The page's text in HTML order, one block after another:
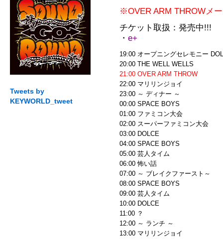
Tweets by
KEYWORLD_tweet
※OVER ARM THROWメ
チケット取扱：発売中!!!
・ e+
19:00 オープニングセレモニー
20:00 THE WELL WELLS
21:00 OVER ARM THROW
22:00 マリリンジョイ
23:00 ～ ディナー ～
00:00 SPACE BOYS
01:00 ファミコン大会
02:00 スーパーファミコン大会
03:00 DOLCE
04:00 SPACE BOYS
05:00 芸人タイム
06:00 怖い話
07:00 ～ ブレイクファースト～
08:00 SPACE BOYS
09:00 芸人タイム
10:00 DOLCE
11:00 ？
12:00 ～ ランチ ～
13:00 マリリンジョイ